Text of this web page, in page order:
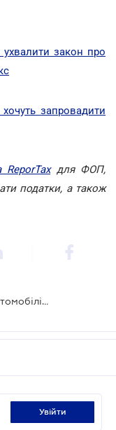
закон про
запровадити
ReporTaxдля ФОП,
податки, а також
Податки з продажу нерухомості та автомобілів хочуть збільшити більше ніж втричі
увійти